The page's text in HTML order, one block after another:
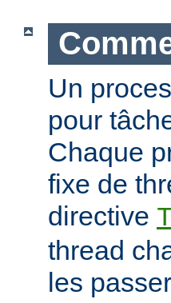
Un
pour
Chaque
fixe de
directive
thread
les